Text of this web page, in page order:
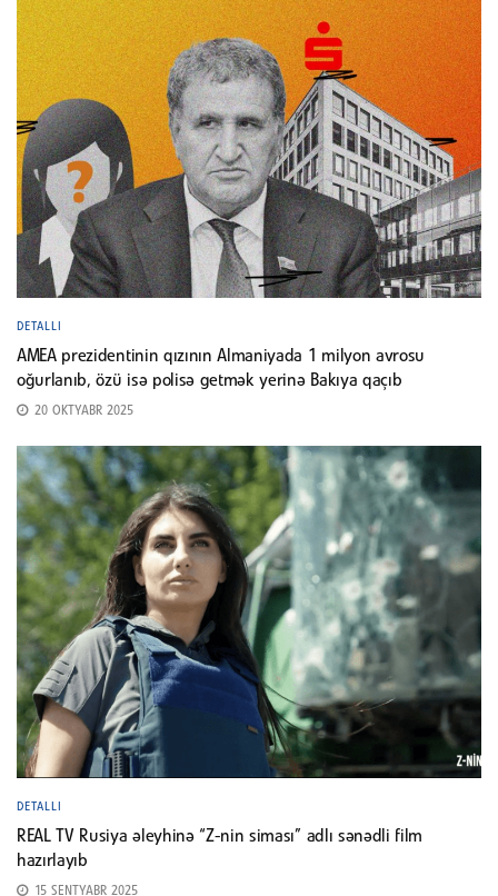
DETALLI
AMEA prezidentinin qızının Almaniyada 1 milyon avrosu
oğurlanıb, özü isə polisə getmək yerinə Bakıya qaçıb
20 OKTYABR 2025
DETALLI
REAL TV Rusiya əleyhinə “Z-nin siması” adlı sənədli film
hazırlayıb
15 SENTYABR 2025